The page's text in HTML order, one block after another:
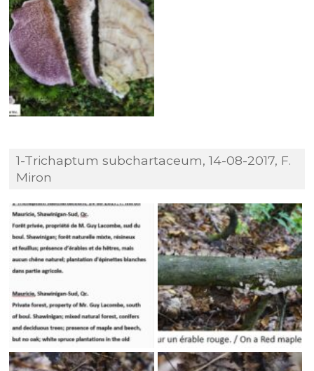
1-Trichaptum subchartaceum, 14-08-2017, F.
Miron